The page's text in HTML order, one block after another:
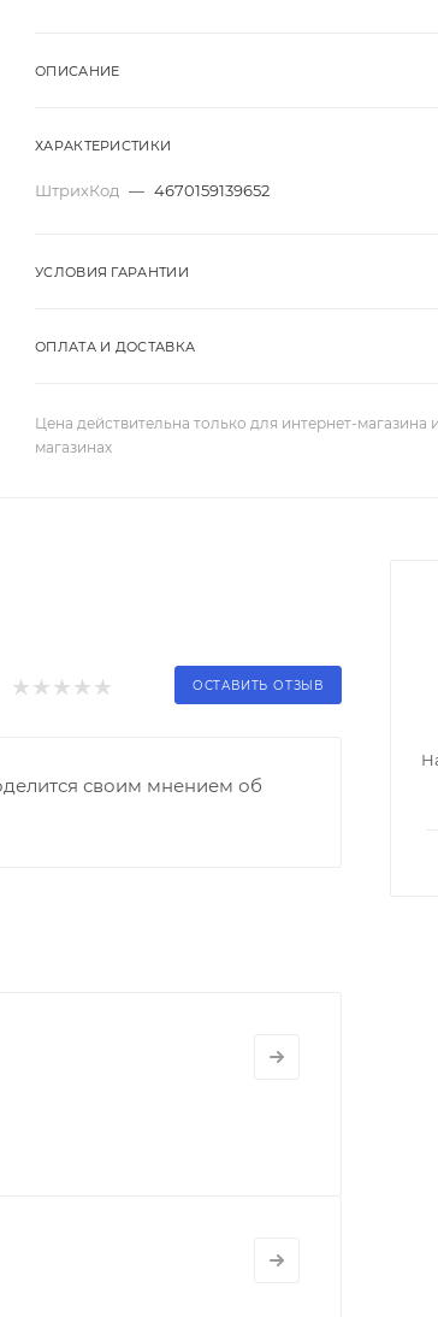
ОПИСАНИЕ
ХАРАКТЕРИСТИКИ
ШтрихКод — 4670159139652
УСЛОВИЯ ГАРАНТИИ
ОПЛАТА И ДОСТАВКА
Цена действительна только для интернет-магазина
магазинах
ОСТАВИТЬ ОТЗЫВ
своим мнением об